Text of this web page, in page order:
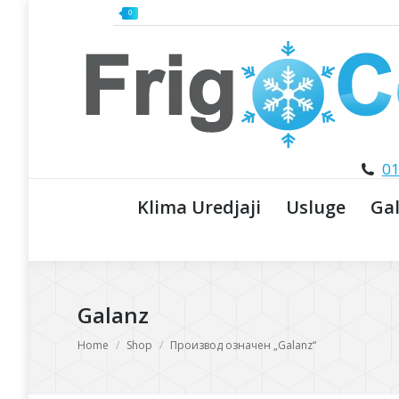
0
Klima Uredjaji Usluge
Galanz
You are here:
Home Shop Производ oзначен „Galanz“